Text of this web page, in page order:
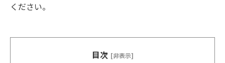
ください。
目次 [非表示]